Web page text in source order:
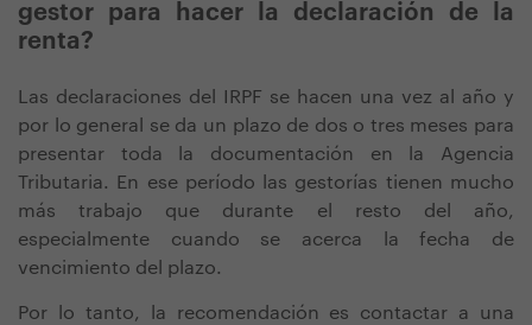
gestor para hacer la declaración de la
renta?
Las declaraciones del IRPF se hacen una vez al año y
por lo general se da un plazo de dos o tres meses para
presentar toda la documentación en la Agencia
Tributaria. En ese período las gestorías tienen mucho
más trabajo que durante el resto del año,
especialmente cuando se acerca la fecha de
vencimiento del plazo.
Por lo tanto, la recomendación es contactar a una